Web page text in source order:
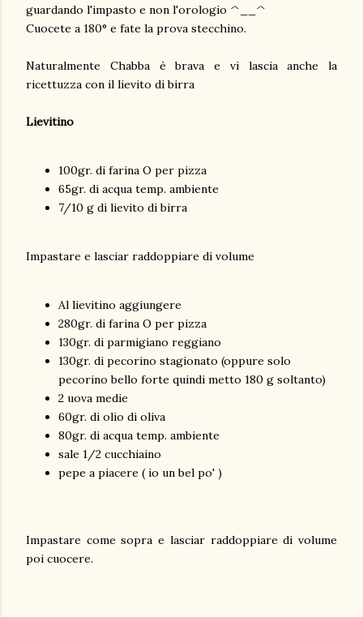
guardando l'impasto e non l'orologio ^__^
Cuocete a 180° e fate la prova stecchino.
Naturalmente Chabba è brava e vi lascia anche la
ricettuzza con il lievito di birra
Lievitino
100gr. di farina O per pizza
65gr. di acqua temp. ambiente
7/10 g di lievito di birra
Impastare e lasciar raddoppiare di volume
Al lievitino aggiungere
280gr. di farina O per pizza
130gr. di parmigiano reggiano
130gr. di pecorino stagionato (oppure solo
pecorino bello forte quindi metto 180 g soltanto)
2 uova medie
60gr. di olio di oliva
80gr. di acqua temp. ambiente
sale 1/2 cucchiaino
pepe a piacere ( io un bel po' )
Impastare come sopra e lasciar raddoppiare di volume
poi cuocere.